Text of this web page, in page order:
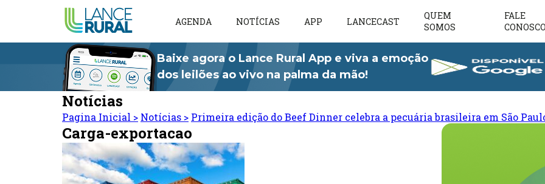
AGENDA NOTÍCIAS APP LANCECAST
QUEM
SOMOS
FALE
CONOSCO
Baixe agora o Lance Rural App e viva a emoção
dos leilões ao vivo na palma da mão!
Notícias
Pagina Inicial > Notícias > Primeira edição do Beef Dinner celebra a pecuária brasileira em São
Carga-exportacao